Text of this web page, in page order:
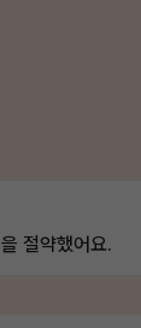
을 절약했어요.